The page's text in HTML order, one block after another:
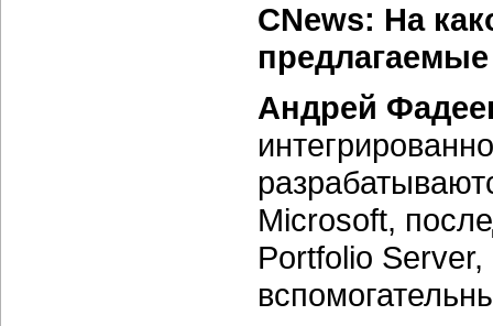
CNews: На
Андрей
Microsoft,
Portfolio